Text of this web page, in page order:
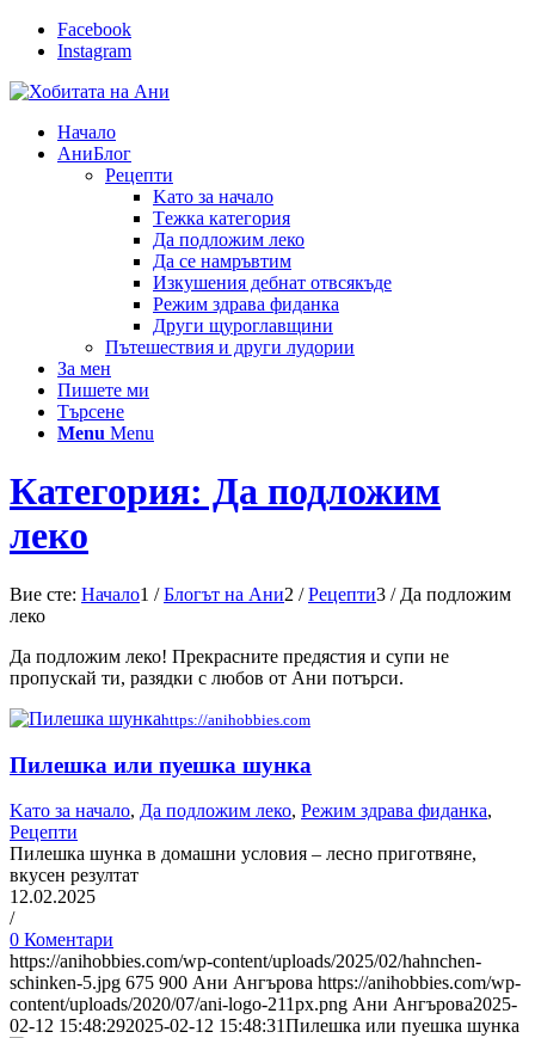
Facebook
Instagram
Начало
АниБлог
Рецепти
Kато за начало
Tежка категория
Да подложим леко
Да се намръвтим
Изкушения дебнат отвсякъде
Режим здрава фиданка
Други щуроглавщини
Пътешествия и други лудории
За мен
Пишете ми
Търсене
Menu Menu
Категория: Да подложим
леко
Вие сте: Начало1 / Блогът на Ани2 / Рецепти3 / Да подложим
леко
Да подложим леко! Прекрасните предястия и супи не
пропускай ти, разядки с любов от Ани потърси.
https://anihobbies.com
Пилешка или пуешка шунка
Kато за начало, Да подложим леко, Режим здрава фиданка,
Рецепти
Пилешка шунка в домашни условия – лесно приготвяне,
вкусен резултат
12.02.2025
/
0 Коментари
https://anihobbies.com/wp-content/uploads/2025/02/hahnchen-
schinken-5.jpg 675 900 Ани Ангърова https://anihobbies.com/wp-
content/uploads/2020/07/ani-logo-211px.png Ани Ангърова2025-
02-12 15:48:292025-02-12 15:48:31Пилешка или пуешка шунка